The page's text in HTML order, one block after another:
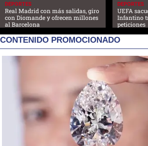
DEPORTES
Real Madrid con más salidas, giro
con Diomande y ofrecen millones
al Barcelona
DEPORTES
UEFA
Infantino
peticiones
CONTENIDO PROMOCIONADO